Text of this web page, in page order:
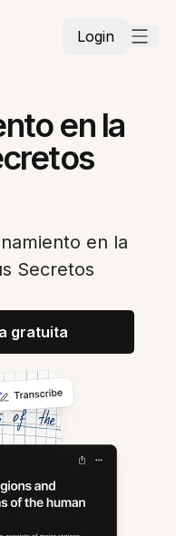
Login
en la
en la
Secretos
gratuita